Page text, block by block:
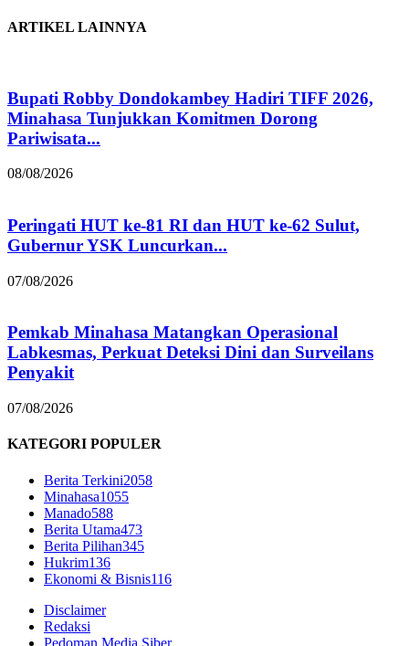
ARTIKEL LAINNYA
Bupati Robby Dondokambey Hadiri TIFF 2026,
Minahasa Tunjukkan Komitmen Dorong
Pariwisata...
08/08/2026
Peringati HUT ke-81 RI dan HUT ke-62 Sulut,
Gubernur YSK Luncurkan...
07/08/2026
Pemkab Minahasa Matangkan Operasional
Labkesmas, Perkuat Deteksi Dini dan Surveilans
Penyakit
07/08/2026
KATEGORI POPULER
Berita Terkini2058
Minahasa1055
Manado588
Berita Utama473
Berita Pilihan345
Hukrim136
Ekonomi & Bisnis116
Disclaimer
Redaksi
Pedoman Media Siber